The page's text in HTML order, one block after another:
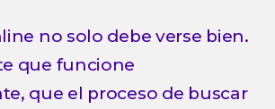
no solo debe verse bien.
que funcione
que el proceso de buscar